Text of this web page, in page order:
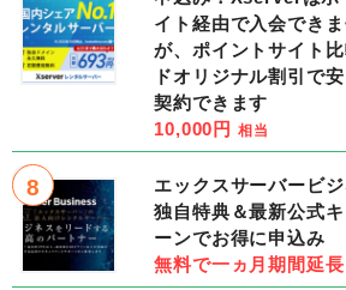
イト経由で入会でき
が、ポイントサイト比
ドオリジナル割引で
契約できます
10,000円 相当
8
エックスサーバービ
独自特典＆最新公式
ーンでお得に申込み
無料で一ヵ月期間延長